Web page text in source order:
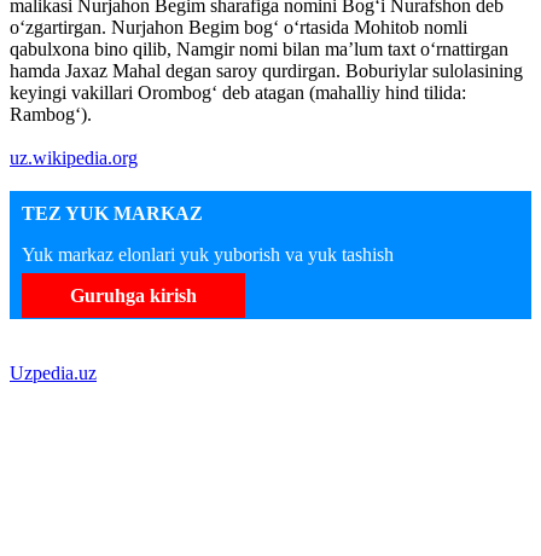
malikasi Nurjahon Begim sharafiga nomini Bog‘i Nurafshon deb
o‘zgartirgan. Nurjahon Begim bog‘ o‘rtasida Mohitob nomli
qabulxona bino qilib, Namgir nomi bilan ma’lum taxt o‘rnattirgan
hamda Jaxaz Mahal degan saroy qurdirgan. Boburiylar sulolasining
keyingi vakillari Orombog‘ deb atagan (mahalliy hind tilida:
Rambog‘).
uz.wikipedia.org
TEZ YUK MARKAZ
Yuk markaz elonlari yuk yuborish va yuk tashish
Guruhga kirish
Uzpedia.uz